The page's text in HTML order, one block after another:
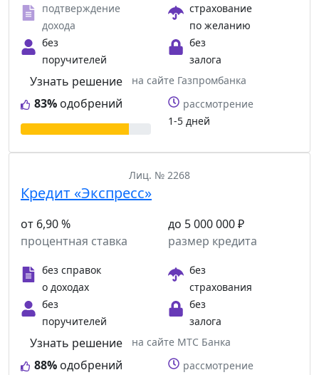
подтверждение
дохода
страхование
по желанию
без
поручителей
без
залога
83% одобрений
Узнать решение
на сайте Газпромбанка
рассмотрение
1-5 дней
Лиц. № 2268
Кредит «Экспресс»
от 6,90 %
процентная ставка
до 5 000 000 ₽
размер кредита
без справок
о доходах
без
страхования
без
поручителей
без
залога
88% одобрений
Узнать решение
на сайте МТС Банка
рассмотрение